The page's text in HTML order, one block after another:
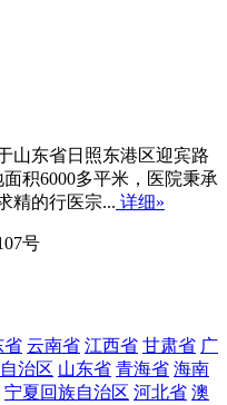
山东省日照东港区迎宾路
积6000多平米，医院秉承
精的行医宗... 详细»
号
省 云南省 江西省 甘肃省 广
治区 山东省 青海省 海南
宁夏回族自治区 河北省 澳